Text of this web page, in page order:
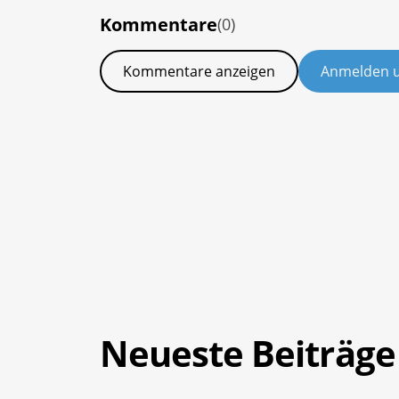
Kommentare(0)
Kommentare anzeigen Anmelden
Neueste Beiträge